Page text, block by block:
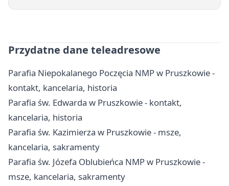
Przydatne dane teleadresowe
Parafia Niepokalanego Poczęcia NMP w Pruszkowie -
kontakt, kancelaria, historia
Parafia św. Edwarda w Pruszkowie - kontakt,
kancelaria, historia
Parafia św. Kazimierza w Pruszkowie - msze,
kancelaria, sakramenty
Parafia św. Józefa Oblubieńca NMP w Pruszkowie -
msze, kancelaria, sakramenty